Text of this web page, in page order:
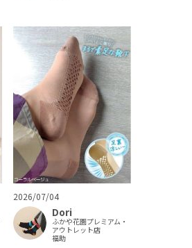
2026/07/04
Dori
ふかや花園プレミアム・
アウトレット店
福助